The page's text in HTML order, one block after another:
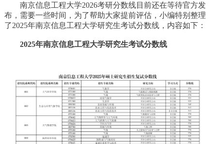
南京信息工程大学2026考研分数线目前还在等待官方发
布，需要一些时间，为了帮助大家提前评估，小编特别整理
了2025年南京信息工程大学研究生考试分数线，内容如下：
2025年南京信息工程大学研究生考试分数线